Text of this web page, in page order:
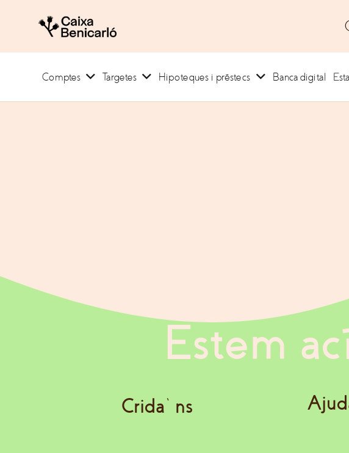
Comptes Targetes Hipoteques i préstecs Banca digital
Estem
Crida’ns